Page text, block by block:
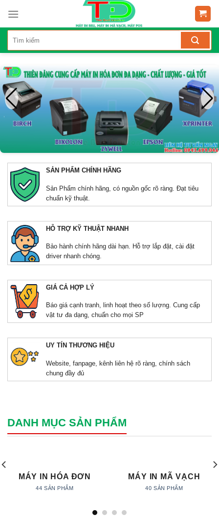
SẢN PHẨM CHÍNH HÃNG
Sản Phẩm chính hãng, có nguồn gốc rõ ràng. Đạt tiêu
chuẩn kỹ thuật.
HỖ TRỢ KỸ THUẬT NHANH
Bảo hành chính hãng dài hạn. Hỗ trợ lắp đặt, cài đặt
driver nhanh chóng.
GIÁ CẢ HỢP LÝ
Báo giá cạnh tranh, linh hoạt theo số lượng. Cung cấp
vật tư đa dạng, chuẩn cho mọi SP
UY TÍN THƯƠNG HIỆU
Website, fanpage, kênh liên hệ rõ ràng, chính sách
chung đầy đủ
DANH MỤC SẢN PHẨM
MÁY IN HÓA ĐƠN
44 SẢN PHẨM
MÁY IN MÃ VẠCH
40 SẢN PHẨM